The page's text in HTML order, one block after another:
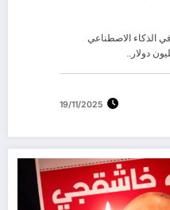
الذكاء الاصطناعي
دولار…
19/11/2025